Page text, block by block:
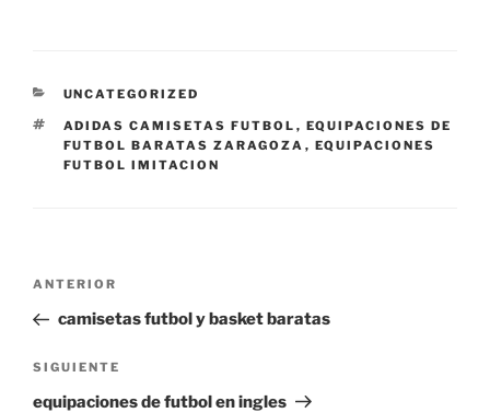
CATEGORÍAS
UNCATEGORIZED
ETIQUETAS
ADIDAS CAMISETAS FUTBOL , EQUIPACIONES DE
FUTBOL BARATAS ZARAGOZA , EQUIPACIONES
FUTBOL IMITACION
Navegación
entradas
Entrada
anterior:
ANTERIOR
camisetas futbol y basket baratas
Siguiente
entrada
SIGUIENTE
equipaciones de futbol en ingles